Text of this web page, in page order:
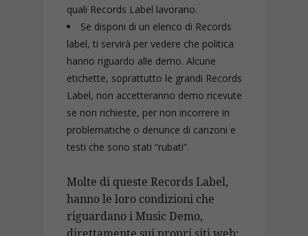
quali Records Label lavorano.
Se disponi di un elenco di Records
label, ti servirà per vedere che politica
hanno riguardo alle demo. Alcune
etichette, soprattutto le grandi Records
Label, non accetteranno demo ricevute
se non richieste, per non incorrere in
problematiche o denunce di canzoni e
testi che sono stati “rubati”.
Molte di queste Records Label,
hanno le loro condizioni che
riguardano i Music Demo,